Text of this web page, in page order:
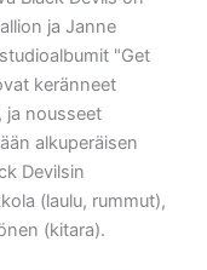
ja Janne
"Get
keränneet
ja nousseet
alkuperäisen
Devilsin
(laulu, rummut),
(kitara).